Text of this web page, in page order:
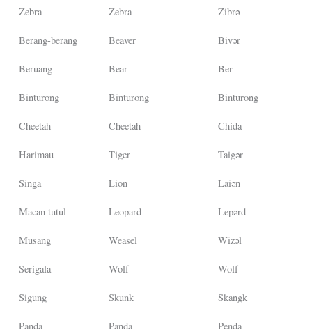
Zebra Zebra Zibrə
Berang-berang Beaver Bivər
Beruang Bear Ber
Binturong Binturong Binturong
Cheetah Cheetah Chida
Harimau Tiger Taigər
Singa Lion Laiən
Macan tutul Leopard Lepərd
Musang Weasel Wizəl
Serigala Wolf Wolf
Sigung Skunk Skangk
Panda Panda Penda